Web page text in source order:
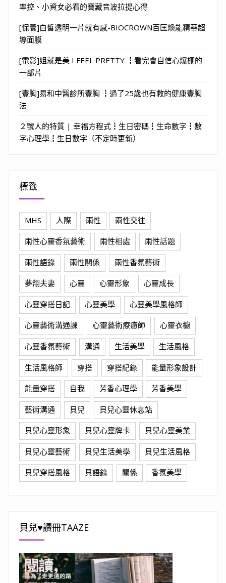
率控、小資女必看的寶藏音波拉提心得
[保養]白皙透明一片就有感-BIOCROWN百匡煥能精華超
導面膜
[電影]姐就是美 I FEEL PRETTY ┇看完會自信心爆棚的
一部片
[豐胸]易和中醫診所豐胸 ┇過了25歲也有救的健康豐胸
法
２號人的特質 | 幸福方程式┇生日密碼┇生命數字┇數
字心理學┇生日數字（不定時更新）
標籤
MHS 人際 兩性 兩性交往
兩性心靈香氛藝術 兩性相處 兩性話題
兩性語錄 兩性關係 兩性香氛藝術
夢翔夫妻 心靈 心靈形象 心靈成長
心靈穿搭日記 心靈美學 心靈美學風格師
心靈藝術溝通課 心靈藝術療癒師 心靈衣櫥
心靈香氛藝術 溝通 生活美學 生活風格
生活風格師 穿搭 穿搭紀錄 能量形象設計
能量穿搭 自我 芳香心理學 芳香美學
藝術溝通 貝兒 貝兒心靈休息站
貝兒心靈形象 貝兒心靈牌卡 貝兒心靈美業
貝兒心靈藝術 貝兒生活美學 貝兒生活風格
貝兒穿搭風格 貝語錄 關係 香氛美學
貝兒♥讀冊TAAZE